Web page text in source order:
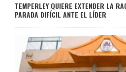
TEMPERLEY QUIERE EXTENDER LA
PARADA DIFÍCIL ANTE EL LÍDER